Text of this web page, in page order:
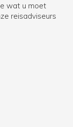
wat u moet
reisadviseurs